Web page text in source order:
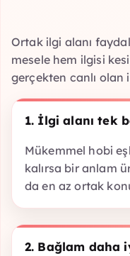
Ortak ilgi alanı
mesele hem ilgisi
gerçekten canlı olan
1. İlgi alanı tek
Mükemmel hobi
kalırsa bir anlam
da en az ortak
2. Bağlam daha